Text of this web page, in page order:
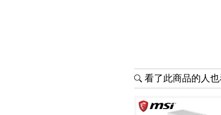
看了此商品的人